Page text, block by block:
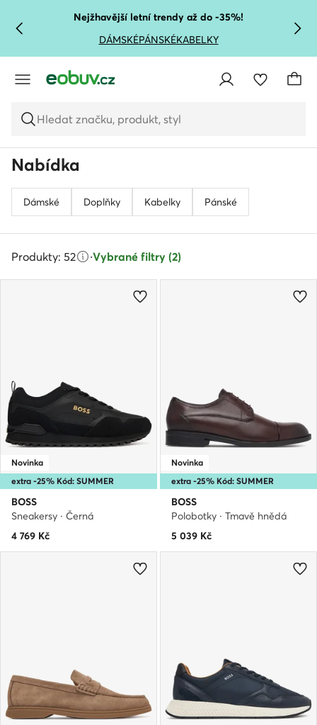
PŘEJÍT NA HLAVNÍ OBSAH
PŘEJÍT NA VYHLEDÁVÁNÍ
Nejžhavější letní trendy až do -35%!
DÁMSKÉPÁNSKÉKABELKY
Hledat značku, produkt, styl
Nabídka
Dámské Doplňky Kabelky Pánské
Produkty: 52 ·Vybrané filtry (2)
extra -25% Kód: SUMMER
Novinka
BOSS
Sneakersy · Černá
4 769 Kč
extra -25% Kód: SUMMER
Novinka
BOSS
Polobotky · Tmavě hnědá
5 039 Kč